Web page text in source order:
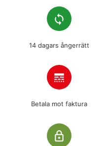
loop
14 dagars ångerrätt
line_style
Betala mot faktura
lock_outline